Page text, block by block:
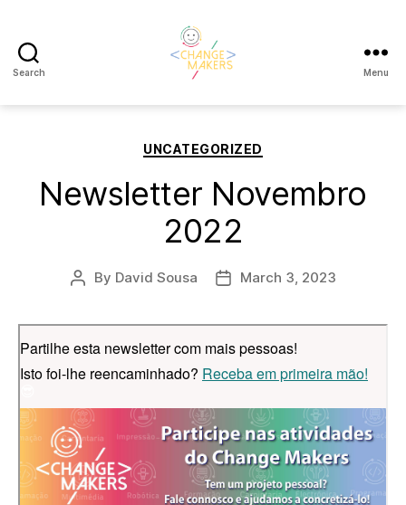
Search
Makers
Menu
Categories
UNCATEGORIZED
Newsletter Novembro
2022
Post
By David Sousa
PostMarch 3, 2023